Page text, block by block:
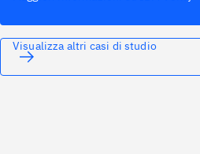
Visualizza altri casi di studio